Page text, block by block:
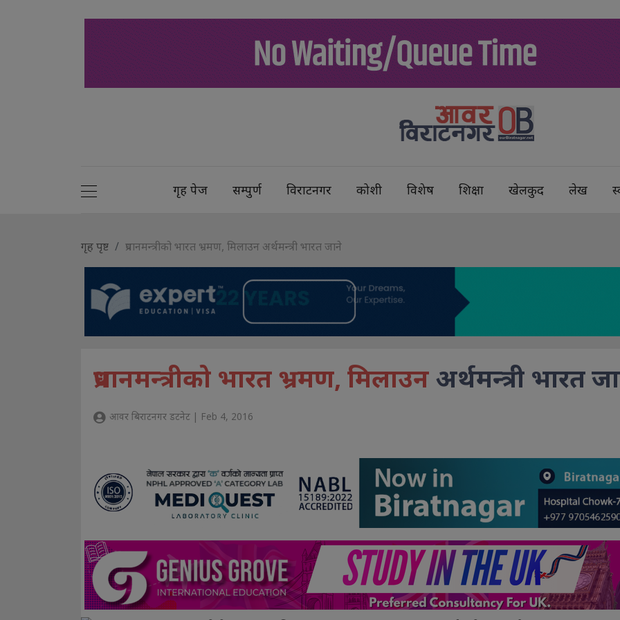
गृह पेज सम्पुर्ण विराटनगर कोशी विशेष शिक्षा खेलकुद लेख
गृह पृष्ट प्रधानमन्त्रीको भारत भ्रमण, मिलाउन अर्थमन्त्री भारत जाने
प्रधानमन्त्रीको भारत भ्रमण, मिलाउन अर्थमन्त्री भारत
आवर बिराटनगर डटनेट | Feb 4, 2016